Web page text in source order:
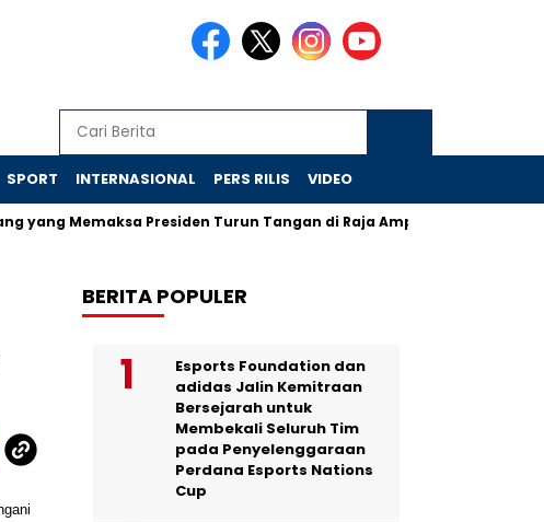
SPORT INTERNASIONAL PERS RILIS VIDEO
Presiden Turun Tangan di Raja Ampat Jejak Skandal
BERITA POPULER
Esports Foundation dan
adidas Jalin Kemitraan
Bersejarah untuk
Membekali Seluruh Tim
pada Penyelenggaraan
Perdana Esports Nations
Cup